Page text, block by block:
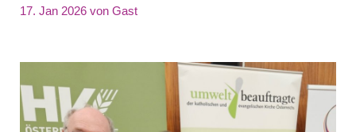
17. Jan 2026 von Gast